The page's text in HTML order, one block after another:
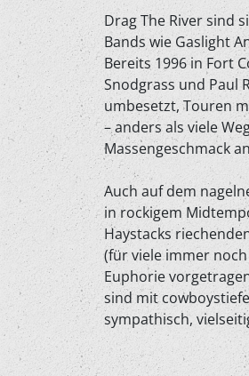
Drag The River sind
Bands wie Gaslight
Bereits 1996 in Fort
Snodgrass und Paul
umbesetzt, Touren
– anders als viele
Massengeschmack
Auch auf dem
in rockigem
Haystacks
(für viele immer
Euphorie
sind mit
sympathisch,